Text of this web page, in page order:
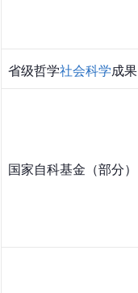
省级哲学社会科学成果
国家自科基金（部分）